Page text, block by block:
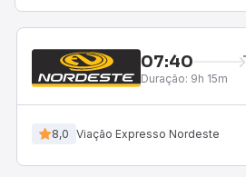
07:40
Duração: 9h 15m
8,0 Viação Expresso Nordeste